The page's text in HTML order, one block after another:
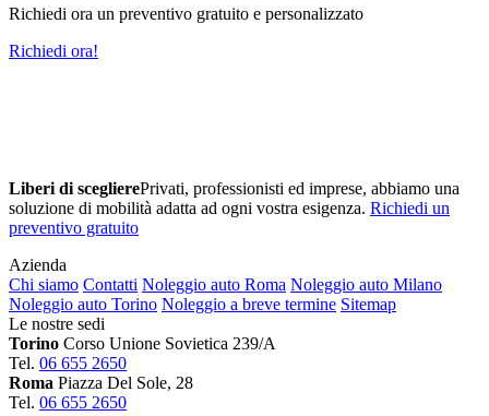
Richiedi ora un preventivo gratuito e personalizzato
Richiedi ora!
Liberi di sceglierePrivati, professionisti ed imprese, abbiamo una
soluzione di mobilità adatta ad ogni vostra esigenza. Richiedi un
preventivo gratuito
Azienda
Chi siamo Contatti Noleggio auto Roma Noleggio auto Milano
Noleggio auto Torino Noleggio a breve termine Sitemap
Le nostre sedi
Torino Corso Unione Sovietica 239/A
Tel. 06 655 2650
Roma Piazza Del Sole, 28
Tel. 06 655 2650